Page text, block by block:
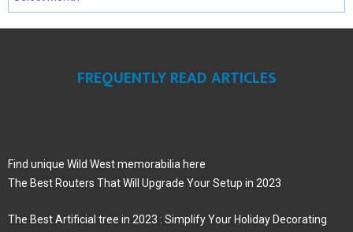
FREQUENTLY READ ARTICLES
Find unique Wild West memorabilia here
The Best Routers That Will Upgrade Your Setup in 2023
The Best Artificial tree in 2023 : Simplify Your Holiday Decorating